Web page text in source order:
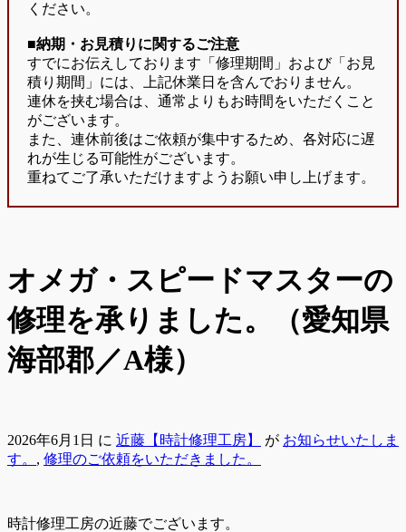
ください。
■納期・お見積りに関するご注意
すでにお伝えしております「修理期間」および「お見
積り期間」には、上記休業日を含んでおりません。
連休を挟む場合は、通常よりもお時間をいただくこと
がございます。
また、連休前後はご依頼が集中するため、各対応に遅
れが生じる可能性がございます。
重ねてご了承いただけますようお願い申し上げます。
オメガ・スピードマスターの
修理を承りました。（愛知県
海部郡／A様）
2026年6月1日 に 近藤【時計修理工房】 が お知らせいたしま
す。 , 修理のご依頼をいただきました。
時計修理工房の近藤でございます。